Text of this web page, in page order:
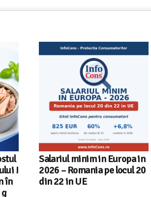
in
20
Cele mai bune masini de
spalat vase independente
cu Aplicatia InfoCons